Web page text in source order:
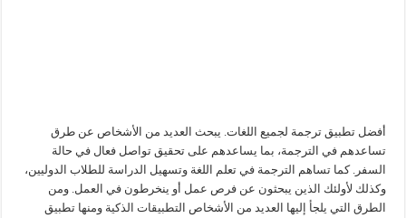
أفضل تطبيق ترجمة لجميع اللغات. يبحث العديد من الأشخاص عن طرق
تساعدهم في الترجمة، بما يساعدهم على تحقيق تواصل فعال في حالة
السفر. كما تساهم الترجمة في تعلم اللغة وتسهيل الدراسة للطلاب الدوليين،
وكذلك لأولئك الذين يبحثون عن فرص عمل أو ينخرطون في العمل. ومن
الطرق التي يلجأ إليها العديد من الأشخاص التطبيقات الذكية ومنها تطبيق